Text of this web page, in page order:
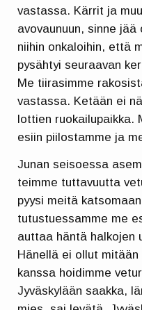
vastassa. Kärrit ja
avovaunuun, sinne
niihin onkaloihin, että
pysähtyi seuraavan
Me tiirasimme
vastassa. Ketään ei
lottien ruokailupaikka.
esiin piilostamme ja
Junan seisoessa
teimme tuttavuutta
pyysi meitä
tutustuessamme me
auttaa häntä halkojen
Hänellä ei ollut
kanssa hoidimme
Jyväskylään saakka,